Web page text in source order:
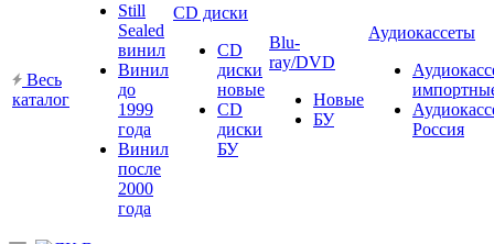
Весь
каталог
Still
Sealed
винил
Винил
до
1999
года
Винил
после
2000
года
CD диски
CD
диски
новые
CD
диски
БУ
Blu-
ray/DVD
Новые
БУ
Аудиокассеты
Россия